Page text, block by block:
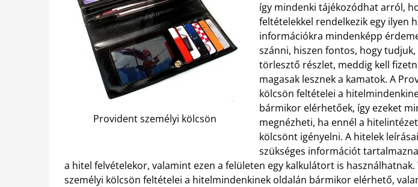
Provident személyi kölcsön
így mindenki tájékozódhat arról,
feltételekkel rendelkezik egy ilyen
információkra mindenképp
szánni, hiszen fontos, hogy tudjuk,
törlesztő részlet, meddig kell
magasak lesznek a kamatok. A
kölcsön feltételei a
bármikor elérhetőek, így ezeket
megnézheti, ha ennél a
kölcsönt igényelni. A hitelek
szükséges információt
a hitel felvételekor, valamint ezen a felületen egy kalkulátort is
személyi kölcsön feltételei a hitelmindenkinek oldalán bármikor elérhető,